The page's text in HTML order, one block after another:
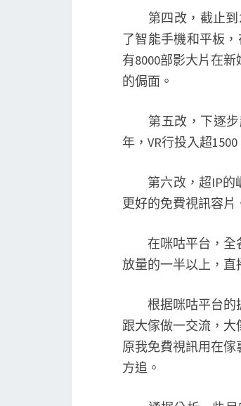
第四改，截止到
了智能手機和平板
有8000部影大片在
的侷面。
第五改，下逐步
年，VR行投入超
第六改，超IP的崛
更好的免費視訊容片
在咪咕平台，全各
放量的一半以上，直
根据咪咕平台的据
跟大傢做一交流，大
原我免費視訊用在
方追。